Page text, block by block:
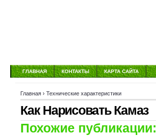
ГЛАВНАЯ КОНТАКТЫ КАРТА САЙТА
Главная › Технические характеристики
Как Нарисовать Камаз
Похожие публикации: